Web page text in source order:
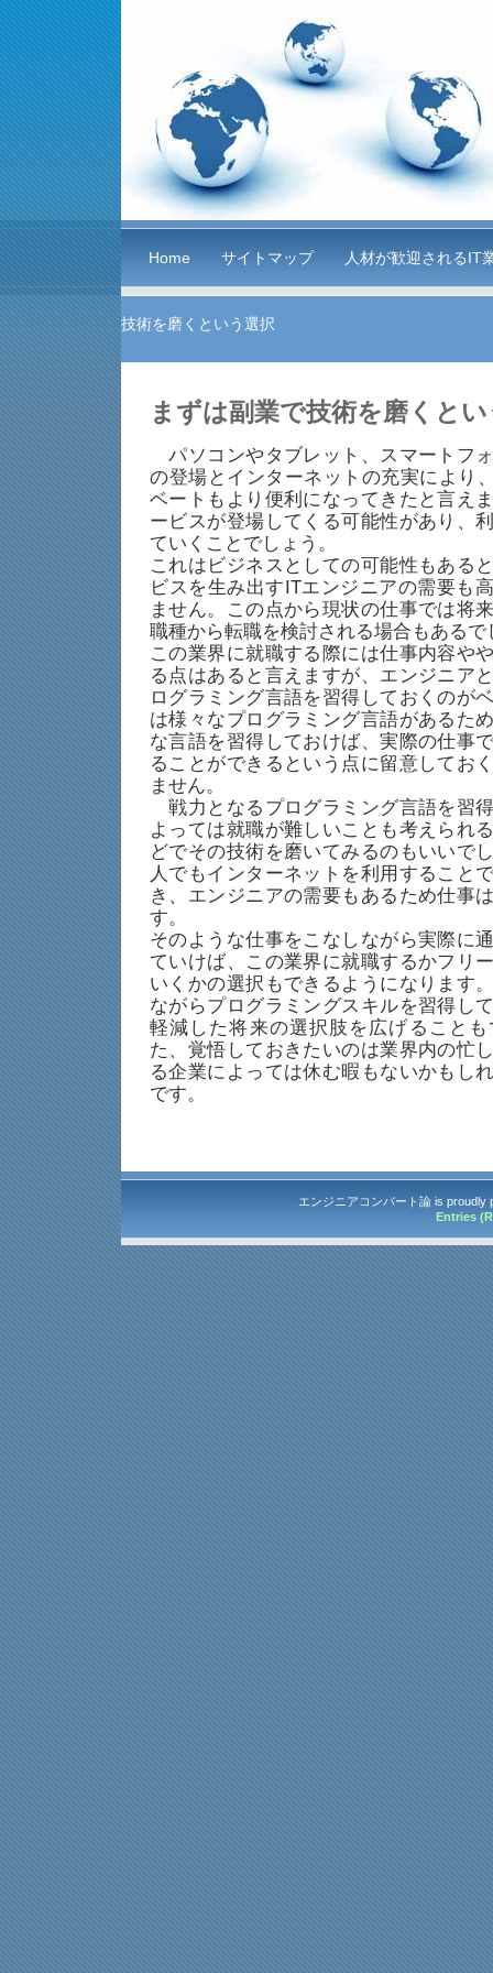
Home サイトマップ 人材が歓迎されるIT
技術を磨くという選択
まずは副業で技術を磨くと
パソコンやタブレット、スマートフ
の登場とインターネットの充実により
ベートもより便利になってきたと言え
ービスが登場してくる可能性があり、
ていくことでしょう。
これはビジネスとしての可能性もある
ビスを生み出すITエンジニアの需要も
ません。この点から現状の仕事では将
職種から転職を検討される場合もあるで
この業界に就職する際には仕事内容や
る点はあると言えますが、エンジニア
ログラミング言語を習得しておくのが
は様々なプログラミング言語があるた
な言語を習得しておけば、実際の仕事
ることができるという点に留意してお
ません。
戦力となるプログラミング言語を習
よっては就職が難しいことも考えられ
どでその技術を磨いてみるのもいいで
人でもインターネットを利用すること
き、エンジニアの需要もあるため仕事
す。
そのような仕事をこなしながら実際に
ていけば、この業界に就職するかフリ
いくかの選択もできるようになります
ながらプログラミングスキルを習得し
軽減した将来の選択肢を広げること
た、覚悟しておきたいのは業界内の忙
る企業によっては休む暇もないかもし
です。
エンジニアコンバート論 is proudly
Entries